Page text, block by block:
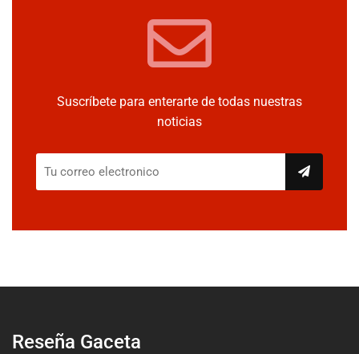
Suscríbete para enterarte de todas nuestras
noticias
Reseña Gaceta